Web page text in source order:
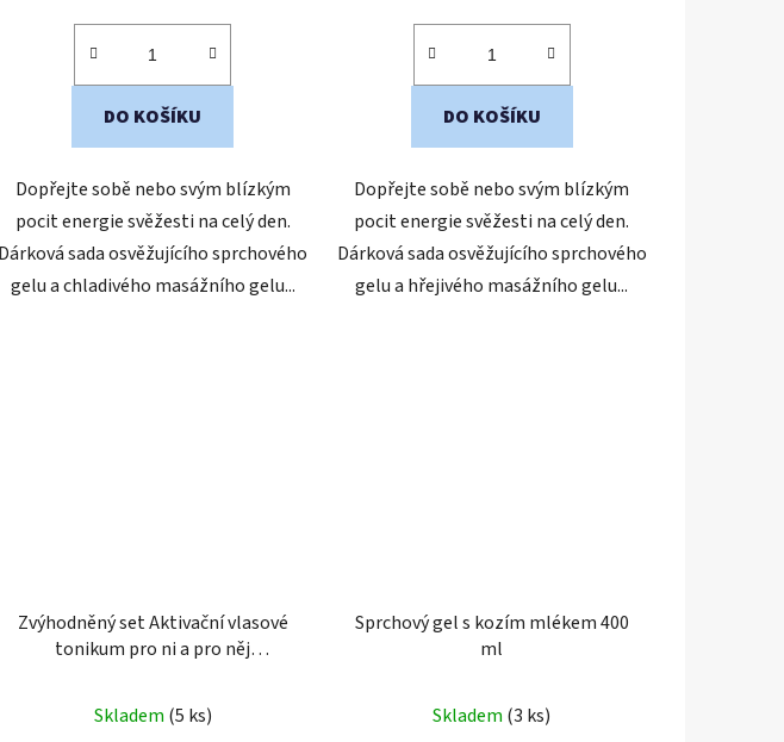
DO KOŠÍKU
Dopřejte sobě nebo svým blízkým
pocit energie svěžesti na celý den.
Dárková sada osvěžujícího sprchového
gelu a chladivého masážního gelu...
DO KOŠÍKU
Dopřejte sobě nebo svým blízkým
pocit energie svěžesti na celý den.
Dárková sada osvěžujícího sprchového
gelu a hřejivého masážního gelu...
Zvýhodněný set Aktivační vlasové
tonikum pro ni a pro něj
Skladem (5 ks)
Sprchový gel s kozím mlékem 400
ml
Skladem (3 ks)